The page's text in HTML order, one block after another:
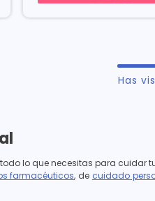
Has
lo que necesitas para cuidar
farmacéuticos, de cuidado